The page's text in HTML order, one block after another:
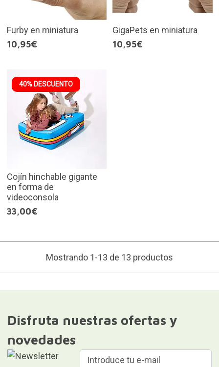
Furby en miniatura
10,95€
GigaPets en miniatura
10,95€
40% DESCUENTO
Cojín hinchable gigante
en forma de
videoconsola
33,00€
Mostrando 1-13 de 13 productos
Disfruta nuestras ofertas y
novedades